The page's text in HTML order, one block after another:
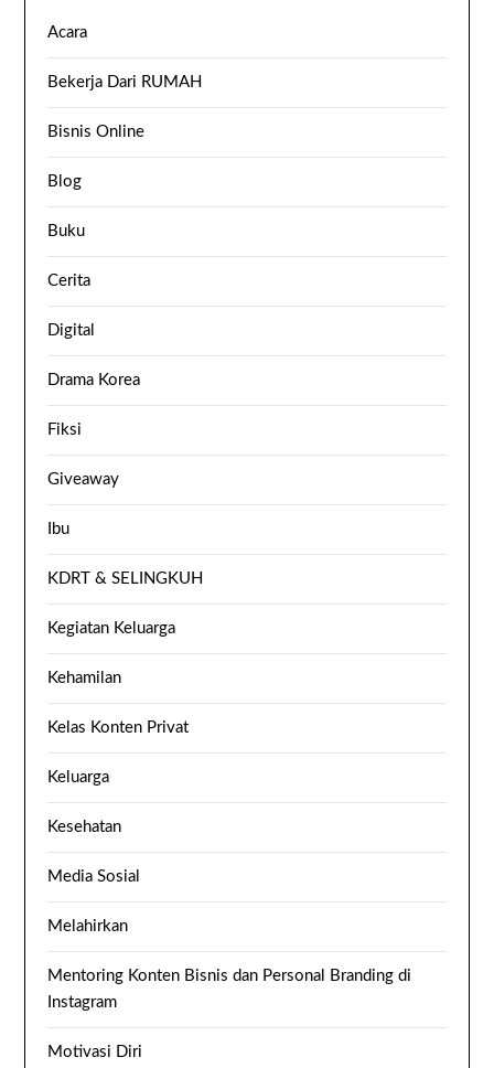
Acara
Bekerja Dari RUMAH
Bisnis Online
Blog
Buku
Cerita
Digital
Drama Korea
Fiksi
Giveaway
Ibu
KDRT & SELINGKUH
Kegiatan Keluarga
Kehamilan
Kelas Konten Privat
Keluarga
Kesehatan
Media Sosial
Melahirkan
Mentoring Konten Bisnis dan Personal Branding di
Instagram
Motivasi Diri